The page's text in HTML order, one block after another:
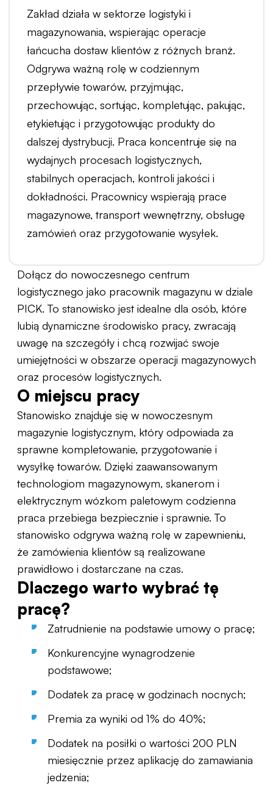
Zakład działa w sektorze logistyki i
magazynowania, wspierając operacje
łańcucha dostaw klientów z różnych branż.
Odgrywa ważną rolę w codziennym
przepływie towarów, przyjmując,
przechowując, sortując, kompletując, pakując,
etykietując i przygotowując produkty do
dalszej dystrybucji. Praca koncentruje się na
wydajnych procesach logistycznych,
stabilnych operacjach, kontroli jakości i
dokładności. Pracownicy wspierają prace
magazynowe, transport wewnętrzny, obsługę
zamówień oraz przygotowanie wysyłek.
Dołącz do nowoczesnego centrum
logistycznego jako pracownik magazynu w dziale
PICK. To stanowisko jest idealne dla osób, które
lubią dynamiczne środowisko pracy, zwracają
uwagę na szczegóły i chcą rozwijać swoje
umiejętności w obszarze operacji magazynowych
oraz procesów logistycznych.
O miejscu pracy
Stanowisko znajduje się w nowoczesnym
magazynie logistycznym, który odpowiada za
sprawne kompletowanie, przygotowanie i
wysyłkę towarów. Dzięki zaawansowanym
technologiom magazynowym, skanerom i
elektrycznym wózkom paletowym codzienna
praca przebiega bezpiecznie i sprawnie. To
stanowisko odgrywa ważną rolę w zapewnieniu,
że zamówienia klientów są realizowane
prawidłowo i dostarczane na czas.
Dlaczego warto wybrać tę
pracę?
Zatrudnienie na podstawie umowy o pracę;
Konkurencyjne wynagrodzenie
podstawowe;
Dodatek za pracę w godzinach nocnych;
Premia za wyniki od 1% do 40%;
Dodatek na posiłki o wartości 200 PLN
miesięcznie przez aplikację do zamawiania
jedzenia;